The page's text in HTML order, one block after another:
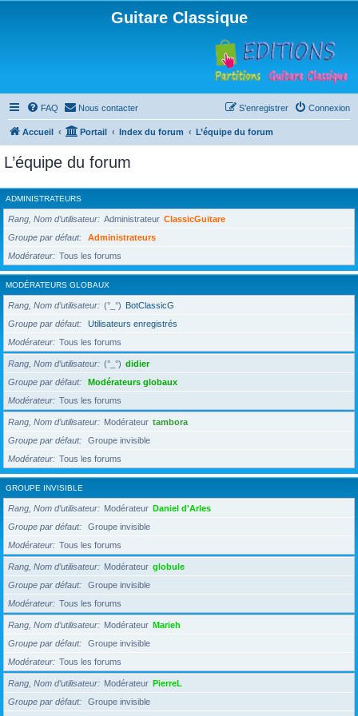
Guitare Classique
FAQ Nous contacter Connexion
S’enregistrer
Accueil Portail Index du forum L’équipe du forum
L’équipe du forum
ADMINISTRATEURS
Rang, Nom d’utilisateur Administrateur ClassicGuitare
Groupe par défaut
Administrateurs
Modérateur
Tous les forums
MODÉRATEURS GLOBAUX
Rang, Nom d’utilisateur (°_°) BotClassicG
Groupe par défaut
Utilisateurs enregistrés
Modérateur
Tous les forums
Rang, Nom d’utilisateur (°_°) didier
Groupe par défaut
Modérateurs globaux
Modérateur
Tous les forums
Rang, Nom d’utilisateur Modérateur tambora
Groupe par défaut
Groupe invisible
Modérateur
Tous les forums
GROUPE INVISIBLE
Rang, Nom d’utilisateur Modérateur Daniel d'Arles
Groupe par défaut
Groupe invisible
Modérateur
Tous les forums
Rang, Nom d’utilisateur Modérateur globule
Groupe par défaut
Groupe invisible
Modérateur
Tous les forums
Rang, Nom d’utilisateur Modérateur Marieh
Groupe par défaut
Groupe invisible
Modérateur
Tous les forums
Rang, Nom d’utilisateur Modérateur PierreL
Groupe par défaut
Groupe invisible